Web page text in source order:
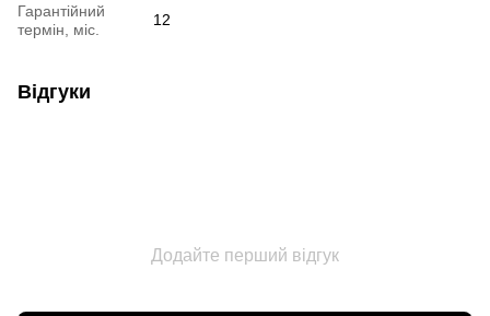
Гарантійний
термін, міс.
12
Відгуки
Додайте перший відгук